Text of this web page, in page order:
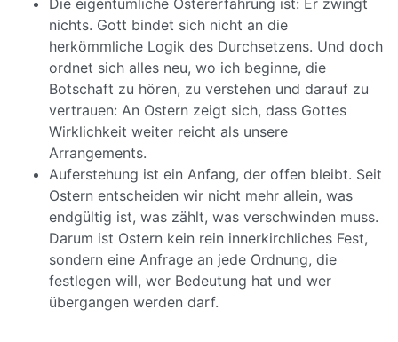
Die eigentümliche Ostererfahrung ist: Er zwingt
nichts. Gott bindet sich nicht an die
herkömmliche Logik des Durchsetzens. Und doch
ordnet sich alles neu, wo ich beginne, die
Botschaft zu hören, zu verstehen und darauf zu
vertrauen: An Ostern zeigt sich, dass Gottes
Wirklichkeit weiter reicht als unsere
Arrangements.
Auferstehung ist ein Anfang, der offen bleibt. Seit
Ostern entscheiden wir nicht mehr allein, was
endgültig ist, was zählt, was verschwinden muss.
Darum ist Ostern kein rein innerkirchliches Fest,
sondern eine Anfrage an jede Ordnung, die
festlegen will, wer Bedeutung hat und wer
übergangen werden darf.